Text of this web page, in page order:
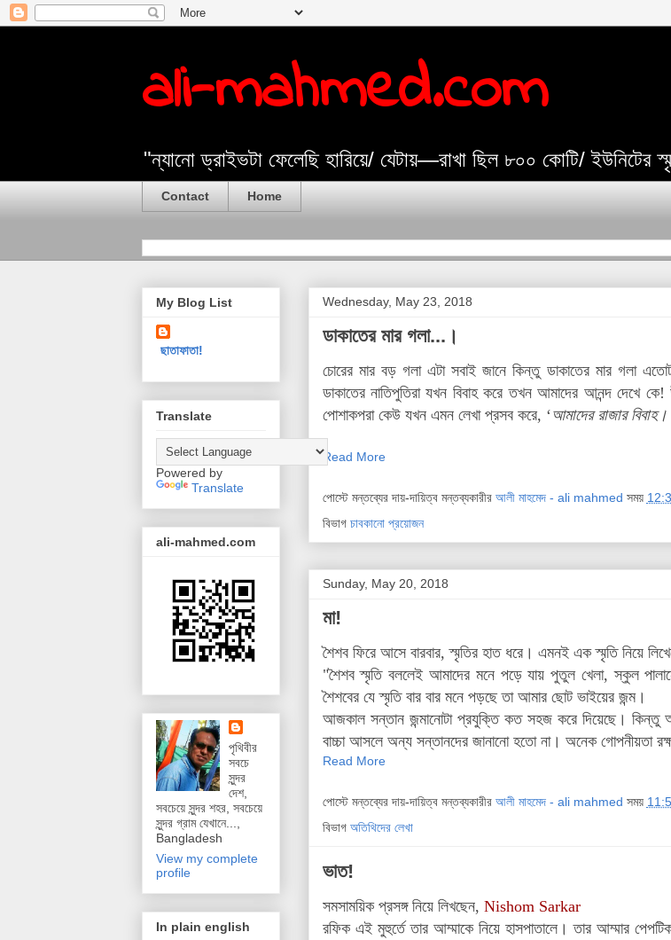
ali-mahmed.com
"ন্যানো ড্রাইভটা ফেলেছি হারিয়ে/ যেটায়—রাখা ছিল ৮০০ কোটি/ ইউনিটের
Contact Home
Wednesday, May 23, 2018
ডাকাতের মার গলা...।
চোরের মার বড় গলা এটা সবাই জানে কিন্তু ডাকাতের মার গলা
ডাকাতের নাতিপুতিরা যখন বিবাহ করে তখন আমাদের আনন্দ দেখে
পোশাকপরা কেউ যখন এমন লেখা প্রসব করে, ‘আমাদের রাজার
Read More
পোস্টে মন্তব্যের দায়-দায়িত্ব মন্তব্যকারীর আলী মাহমেদ - ali mahmed সময়
বিভাগ চাবকানো প্রয়োজন
Sunday, May 20, 2018
মা!
শৈশব ফিরে আসে বারবার, স্মৃতির হাত ধরে। এমনই এক স্মৃতি নিয়ে
"শৈশব স্মৃতি বললেই আমাদের মনে পড়ে যায় পুতুল খেলা, স্কুল
শৈশবের যে স্মৃতি বার বার মনে পড়ছে তা আমার ছোট ভাইয়ের জন্ম।
আজকাল সন্তান জন্মানোটা প্রযুক্তি কত সহজ করে দিয়েছে। কিন্তু
বাচ্চা আসলে অন্য সন্তানদের জানানো হতো না। অনেক গোপনীয়তা
Read More
পোস্টে মন্তব্যের দায়-দায়িত্ব মন্তব্যকারীর আলী মাহমেদ - ali mahmed সময়
বিভাগ অতিথিদের লেখা
ভাত!
সমসাময়িক প্রসঙ্গ নিয়ে লিখছেন, Nishom Sarkar
রফিক এই মুহুর্তে তার আম্মাকে নিয়ে হাসপাতালে। তার আম্মার
My Blog List
ছাতাফাতা!
Translate
Powered by
Translate
ali-mahmed.com
পৃথিবীর
সবচে
সুন্দর
দেশ,
সবচেয়ে সুন্দর শহর, সবচেয়ে
সুন্দর গ্রাম যেখানে...,
Bangladesh
View my complete
profile
In plain english